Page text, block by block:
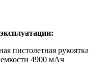
пистолетная рукоятка
4900 мАч